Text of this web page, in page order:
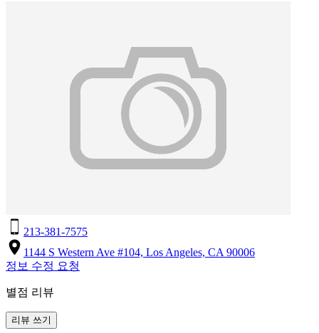
213-381-7575
1144 S Western Ave #104, Los Angeles, CA 90006
정보 수정 요청
별점 리뷰
리뷰 쓰기